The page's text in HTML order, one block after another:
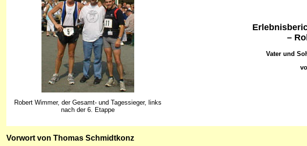
Robert Wimmer, der Gesamt- und Tagessieger, links
nach der 6. Etappe
–
Vater und
Vorwort von Thomas Schmidtkonz